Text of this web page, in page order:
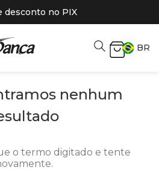
desconto no PIX
BR
nenhum
o termo digitado e tente